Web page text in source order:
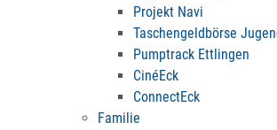
Projekt Navi
Taschengeldbörse
Pumptrack Ettlingen
CinéEck
ConnectEck
Familie